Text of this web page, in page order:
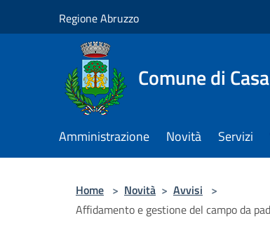
Regione Abruzzo
Comune di
Amministrazione Novità Servizi
Home > Novità > Avvisi >
Affidamento e gestione del campo da